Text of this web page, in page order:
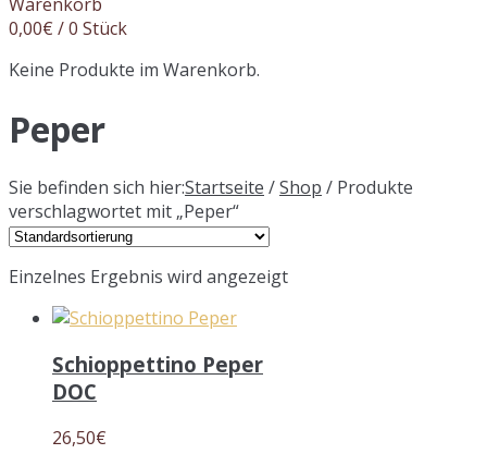
Warenkorb
0,00€ / 0 Stück
Keine Produkte im Warenkorb.
Peper
Sie befinden sich hier:Startseite /Shop / Produkte
verschlagwortet mit „Peper“
Einzelnes Ergebnis wird angezeigt
Schioppettino Peper
DOC
26,50€